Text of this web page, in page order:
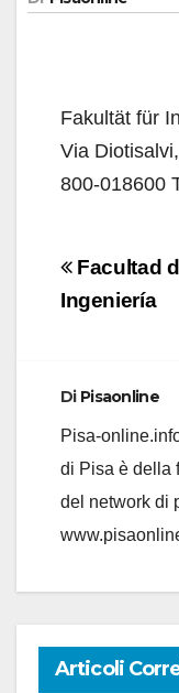
Fakultät für
Via
800-018600
articoli
Facultad
Ingeniería
Di Pisaonline
Pisa-
di Pisa è della
del network di
Articoli